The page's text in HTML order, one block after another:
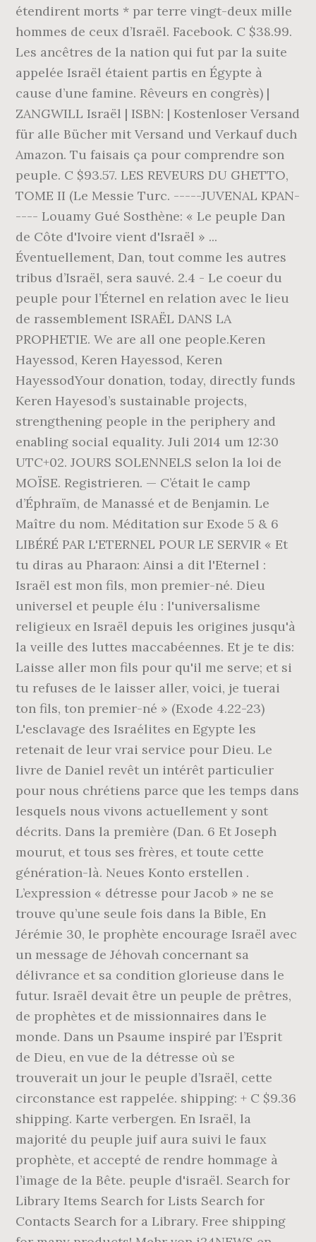
étendirent morts * par terre vingt-deux mille
hommes de ceux d’Israël. Facebook. C $38.99.
Les ancêtres de la nation qui fut par la suite
appelée Israël étaient partis en Égypte à
cause d’une famine. Rêveurs en congrès) |
ZANGWILL Israël | ISBN: | Kostenloser Versand
für alle Bücher mit Versand und Verkauf duch
Amazon. Tu faisais ça pour comprendre son
peuple. C $93.57. LES REVEURS DU GHETTO,
TOME II (Le Messie Turc. -----JUVENAL KPAN-
---- Louamy Gué Sosthène: « Le peuple Dan
de Côte d'Ivoire vient d'Israël » ...
Éventuellement, Dan, tout comme les autres
tribus d’Israël, sera sauvé. 2.4 - Le coeur du
peuple pour l’Éternel en relation avec le lieu
de rassemblement ISRAËL DANS LA
PROPHETIE. We are all one people.Keren
Hayessod, Keren Hayessod, Keren
HayessodYour donation, today, directly funds
Keren Hayesod’s sustainable projects,
strengthening people in the periphery and
enabling social equality. Juli 2014 um 12:30
UTC+02. JOURS SOLENNELS selon la loi de
MOÏSE. Registrieren. — C’était le camp
d’Éphraïm, de Manassé et de Benjamin. Le
Maître du nom. Méditation sur Exode 5 & 6
LIBÉRÉ PAR L'ETERNEL POUR LE SERVIR « Et
tu diras au Pharaon: Ainsi a dit l'Eternel :
Israël est mon fils, mon premier-né. Dieu
universel et peuple élu : l'universalisme
religieux en Israël depuis les origines jusqu'à
la veille des luttes maccabéennes. Et je te dis:
Laisse aller mon fils pour qu'il me serve; et si
tu refuses de le laisser aller, voici, je tuerai
ton fils, ton premier-né » (Exode 4.22-23)
L'esclavage des Israélites en Egypte les
retenait de leur vrai service pour Dieu. Le
livre de Daniel revêt un intérêt particulier
pour nous chrétiens parce que les temps dans
lesquels nous vivons actuellement y sont
décrits. Dans la première (Dan. 6 Et Joseph
mourut, et tous ses frères, et toute cette
génération-là. Neues Konto erstellen .
L’expression « détresse pour Jacob » ne se
trouve qu’une seule fois dans la Bible, En
Jérémie 30, le prophète encourage Israël avec
un message de Jéhovah concernant sa
délivrance et sa condition glorieuse dans le
futur. Israël devait être un peuple de prêtres,
de prophètes et de missionnaires dans le
monde. Dans un Psaume inspiré par l’Esprit
de Dieu, en vue de la détresse où se
trouverait un jour le peuple d’Israël, cette
circonstance est rappelée. shipping: + C $9.36
shipping. Karte verbergen. En Israël, la
majorité du peuple juif aura suivi le faux
prophète, et accepté de rendre hommage à
l’image de la Bête. peuple d'israël. Search for
Library Items Search for Lists Search for
Contacts Search for a Library. Free shipping